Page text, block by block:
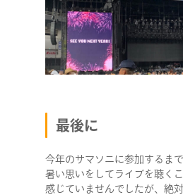
最後に
今年のサマソニに参加するま
暑い思いをしてライブを聴く
感じていませんでしたが、絶